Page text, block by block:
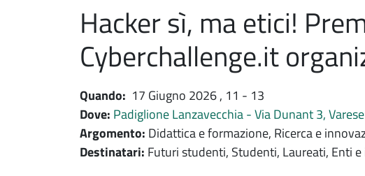
Hacker sì, ma etici!
Cyberchallenge.it
Quando: 17 Giugno 2026, 11 - 13
Dove: Padiglione Lanzavecchia - Via Dunant 3, Varese
Argomento: Didattica e formazione, Ricerca e
Destinatari: Futuri studenti, Studenti, Laureati, Enti